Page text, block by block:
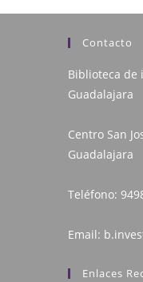
Contacto
Biblioteca de
Guadalajara
Centro San
Guadalajara
Teléfono:
Email:
Enlaces